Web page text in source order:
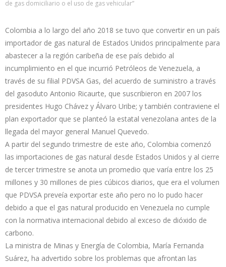
de gas domiciliario o el uso de gas vehicular”
Colombia a lo largo del año 2018 se tuvo que convertir en un país
importador de gas natural de Estados Unidos principalmente para
abastecer a la región caribeña de ese país debido al
incumplimiento en el que incurrió Petróleos de Venezuela, a
través de su filial PDVSA Gas, del acuerdo de suministro a través
del gasoduto Antonio Ricaurte, que suscribieron en 2007 los
presidentes Hugo Chávez y Álvaro Uribe; y también contraviene el
plan exportador que se planteó la estatal venezolana antes de la
llegada del mayor general Manuel Quevedo.
A partir del segundo trimestre de este año, Colombia comenzó
las importaciones de gas natural desde Estados Unidos y al cierre
de tercer trimestre se anota un promedio que varía entre los 25
millones y 30 millones de pies cúbicos diarios, que era el volumen
que PDVSA preveía exportar este año pero no lo pudo hacer
debido a que el gas natural producido en Venezuela no cumple
con la normativa internacional debido al exceso de dióxido de
carbono.
La ministra de Minas y Energía de Colombia, María Fernanda
Suárez, ha advertido sobre los problemas que afrontan las